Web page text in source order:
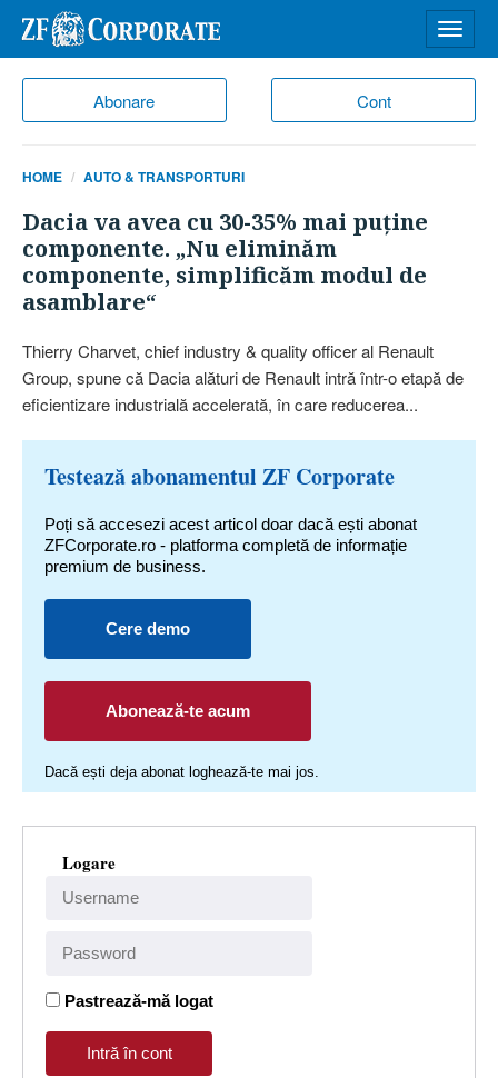
Abonare Cont
meniu
HOME AUTO & TRANSPORTURI
Dacia va avea cu 30-35% mai puţine
componente. „Nu eliminăm
componente, simplificăm modul de
asamblare“
Thierry Charvet, chief industry & quality officer al Renault
Group, spune că Dacia alături de Renault intră într-o etapă de
eficientizare industrială accelerată, în care reducerea...
Testează abonamentul ZF Corporate
Poți să accesezi acest articol doar dacă ești abonat
ZFCorporate.ro - platforma completă de informație
premium de business.
Cere demo
Abonează-te acum
Dacă ești deja abonat loghează-te mai jos.
Logare
Pastrează-mă logat